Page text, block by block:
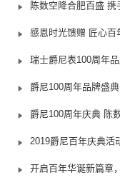
陈数空降合肥百盛
感恩时光馈赠 匠心百
瑞士爵尼表100周年
爵尼100周年品牌盛
爵尼100周年庆典 陈
2019爵尼百年庆典活
开启百年华诞新篇章